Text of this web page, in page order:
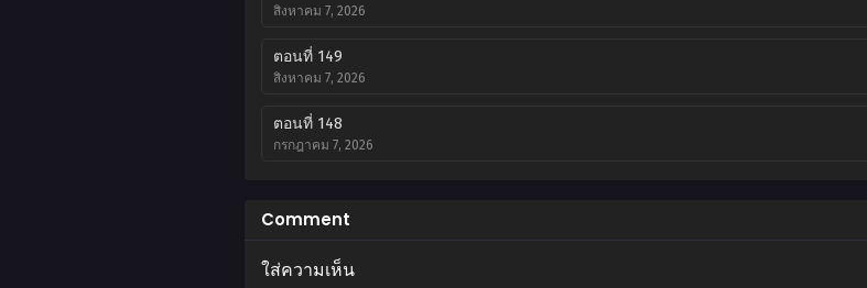
สิงหาคม 7, 2026
ตอนที่ 149
สิงหาคม 7, 2026
ตอนที่ 148
กรกฎาคม 7, 2026
กรกฎาคม 7, 2026
ตอนที่ 146
มิถุนายน 22, 2026
Comment
ใส่ความเห็น